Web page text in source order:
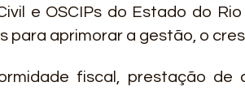
e OSCIPs do Estado do
para aprimorar a gestão, o
fiscal, prestação de